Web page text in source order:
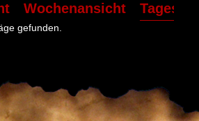
Wochenansicht
gefunden.